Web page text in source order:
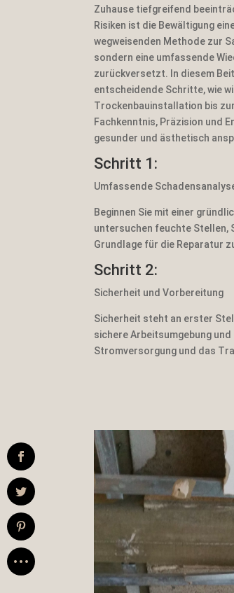
Zuhause tiefgreifend
Risiken ist die Bewältigung
wegweisenden Methode zur
sondern eine umfassende
zurückversetzt. In diesem
entscheidende Schritte, wie
Trockenbauinstallation bis
Fachkenntnis, Präzision und
gesunder und ästhetisch
Schritt 1:
Umfassende
Beginnen Sie mit einer
untersuchen feuchte Stellen,
Grundlage für die Reparatur
Schritt 2:
Sicherheit und Vorbereitung
Sicherheit steht an erster
sichere Arbeitsumgebung
Stromversorgung und das
https://
rmeister.Bodden
https://twitter.com
https://